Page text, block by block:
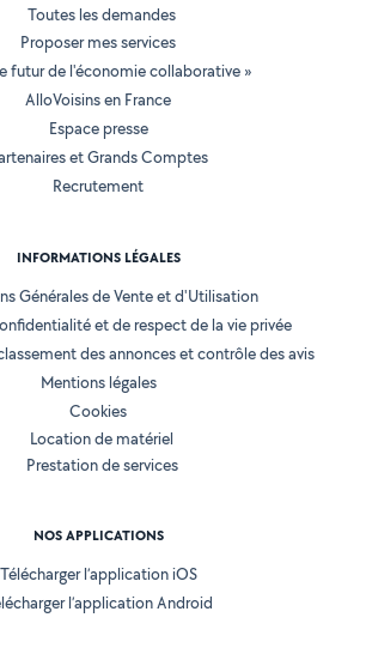
Toutes les demandes
Proposer mes services
futur de l'économie collaborative »
AlloVoisins en France
Espace presse
et Grands Comptes
Recrutement
INFORMATIONS LÉGALES
Générales de Vente et d'Utilisation
et de respect de la vie privée
des annonces et contrôle des avis
Mentions légales
Cookies
Location de matériel
Prestation de services
NOS APPLICATIONS
Télécharger l’application iOS
l’application Android